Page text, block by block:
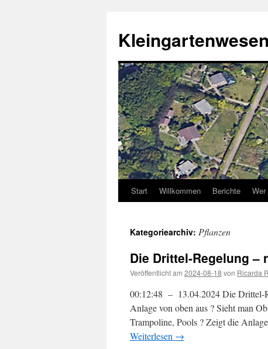
springen
Start Willkommen Berichte
Kategoriearchiv: Pflanzen
Die Drittel-Regelung –
Veröffentlicht am 2024-08-18 von Ricarda
00:12:48 – 13.04.2024 Die Drittel-
Anlage von oben aus ? Sieht man
Trampoline, Pools ? Zeigt die
Weiterlesen →